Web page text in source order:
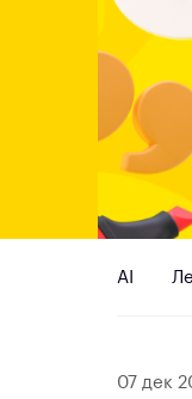
AI
07 дек